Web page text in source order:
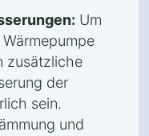
Um
zusätzliche
der
sein.
und